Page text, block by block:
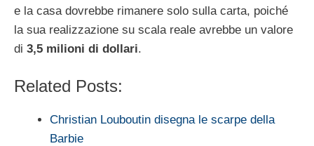
e la casa dovrebbe rimanere solo sulla carta, poiché
la sua realizzazione su scala reale avrebbe un valore
di 3,5 milioni di dollari.
Related Posts:
Christian Louboutin disegna le scarpe della
Barbie